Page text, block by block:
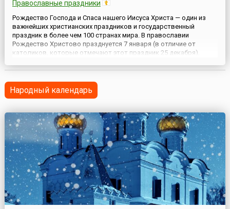
Православные праздники
Рождество Господа и Спаса нашего Иисуса Христа — один из
важнейших христианских праздников и государственный
праздник в более чем 100 странах мира. В православии
Рождество Христово празднуется 7 января (в отличие от
католиков, которые отмечают этот праздник 25 декабря),
Рождественским постом.Этот великий праздник установлен в
Народный календарь